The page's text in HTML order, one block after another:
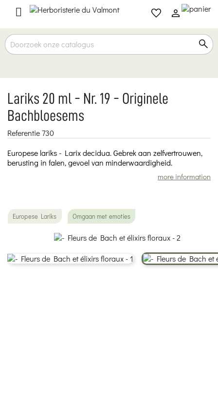

Lariks 20 ml - Nr. 19 - Originele
Bachbloesems
Referentie730
Europese lariks - Larix decidua. Gebrek aan zelfvertrouwen,
berusting in falen, gevoel van minderwaardigheid.
more information
Europese Lariks Omgaan met emoties